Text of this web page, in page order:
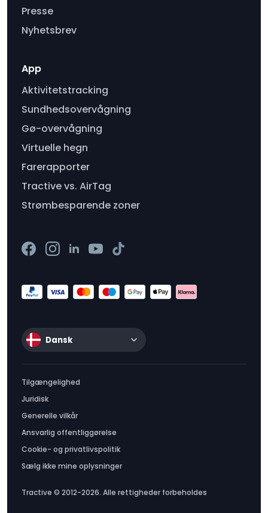
Presse
Nyhetsbrev
App
Aktivitetstracking
Sundhedsovervågning
Gø-overvågning
Virtuelle hegn
Farerapporter
Tractive vs. AirTag
Strømbesparende zoner
Dansk
Tilgængelighed
Juridisk
Generelle vilkår
Ansvarlig offentliggørelse
Cookie- og privatlivspolitik
Sælg ikke mine oplysninger
Tractive © 2012-2026. Alle rettigheder forbeholdes